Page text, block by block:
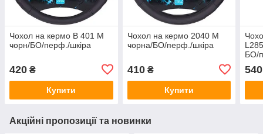
Чохол на кермо B 401 M
чорн/БО/перф./шкіра
420 ₴
Купити
Чохол на кермо 2040 M
чорна/БО/перф./шкіра
410₴
Купити
БО/
540
Акційні пропозиції та новинки